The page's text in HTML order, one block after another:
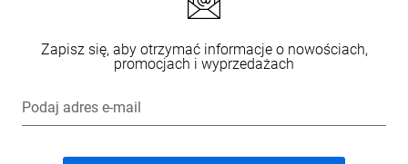
Zapisz się, aby otrzymać informacje o nowościach,
promocjach i wyprzedażach
Podaj adres e-mail